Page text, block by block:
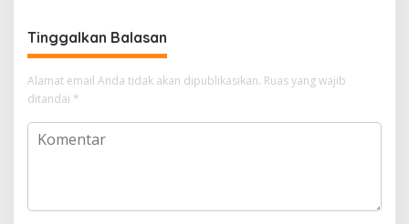
Tinggalkan Balasan
Alamat email Anda tidak akan dipublikasikan. Ruas yang wajib
ditandai *